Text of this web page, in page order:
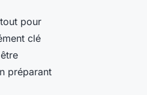
pour
clé
préparant